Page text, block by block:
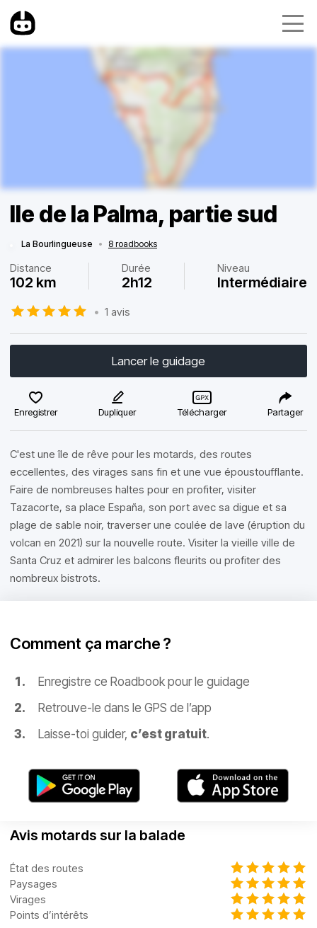
Ile de la Palma, partie sud
La Bourlingueuse • 8 roadbooks
Distance
102 km
Durée
2h12
Niveau
Intermédiaire
• 1 avis
Lancer le guidage
Enregistrer Dupliquer Télécharger Partager
C'est une île de rêve pour les motards, des routes
eccellentes, des virages sans fin et une vue époustoufflante.
Faire de nombreuses haltes pour en profiter, visiter
Tazacorte, sa place España, son port avec sa digue et sa
plage de sable noir, traverser une coulée de lave (éruption du
volcan en 2021) sur la nouvelle route. Visiter la vieille ville de
Santa Cruz et admirer les balcons fleurits ou profiter des
nombreux bistrots.
Comment ça marche ?
Enregistre ce Roadbook pour le guidage
Retrouve-le dans le GPS de l’app
Laisse-toi guider, c’est gratuit.
Avis motards sur la balade
État des routes
Paysages
Virages
Points d’intérêts